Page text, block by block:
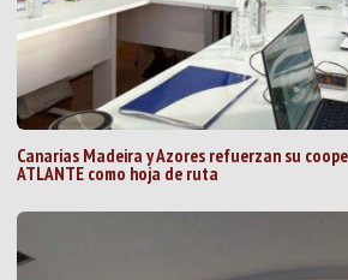
Canarias Madeira y Azores refuerzan su
ATLANTE como hoja de ruta